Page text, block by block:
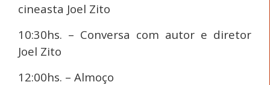
cineasta Joel Zito
10:30hs. – Conversa com autor e diretor
Joel Zito
12:00hs. – Almoço